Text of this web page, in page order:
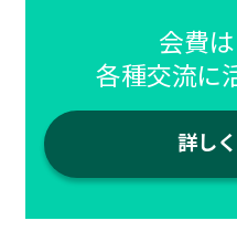
会費
各種交流に
詳し